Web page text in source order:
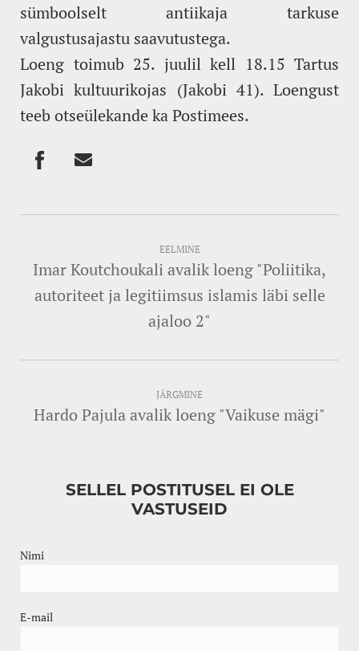
sümboolselt antiikaja tarkuse
valgustusajastu saavutustega.
Loeng toimub 25. juulil kell 18.15 Tartus
Jakobi kultuurikojas (Jakobi 41). Loengust
teeb otseülekande ka Postimees.
EELMINE
Imar Koutchoukali avalik loeng "Poliitika,
autoriteet ja legitiimsus islamis läbi selle
ajaloo 2"
JÄRGMINE
Hardo Pajula avalik loeng "Vaikuse mägi"
SELLEL POSTITUSEL EI OLE
VASTUSEID
Nimi
E-mail